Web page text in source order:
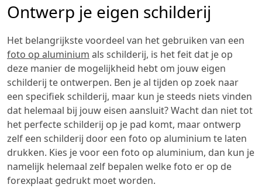
Ontwerp je eigen schilderij
Het belangrijkste voordeel van het gebruiken van een
foto op aluminium als schilderij, is het feit dat je op
deze manier de mogelijkheid hebt om jouw eigen
schilderij te ontwerpen. Ben je al tijden op zoek naar
een specifiek schilderij, maar kun je steeds niets vinden
dat helemaal bij jouw eisen aansluit? Wacht dan niet tot
het perfecte schilderij op je pad komt, maar ontwerp
zelf een schilderij door een foto op aluminium te laten
drukken. Kies je voor een foto op aluminium, dan kun je
namelijk helemaal zelf bepalen welke foto er op de
forexplaat gedrukt moet worden.